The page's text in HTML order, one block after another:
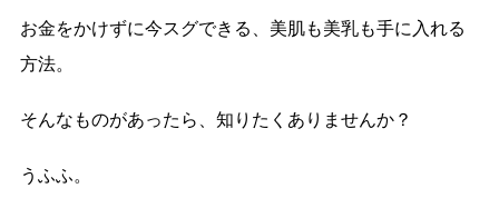
お金をかけずに今スグできる、美肌も美乳も手に入れる
方法。
そんなものがあったら、知りたくありませんか？
うふふ。